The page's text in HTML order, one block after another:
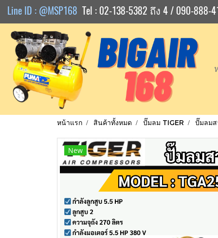
Line ID : @MSP168 Tel : 02-138-5382 ถึง 4 / 090-888-
หน้าแรก สินค้าทั้งหมด ปั๊มลม TIGER ปั๊มลมส
New